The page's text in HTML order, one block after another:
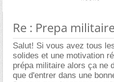
Re : Prepa
Salut! Si vous avez tous
solides et une motivation
prépa militaire alors ça ne
que d'entrer dans une